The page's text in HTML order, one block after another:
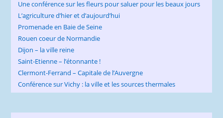
Une conférence sur les fleurs pour saluer pour les beaux jours
L’agriculture d’hier et d’aujourd’hui
Promenade en Baie de Seine
Rouen coeur de Normandie
Dijon – la ville reine
Saint-Etienne – l’étonnante !
Clermont-Ferrand – Capitale de l’Auvergne
Conférence sur Vichy : la ville et les sources thermales